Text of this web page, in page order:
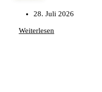
28. Juli 2026
Weiterlesen